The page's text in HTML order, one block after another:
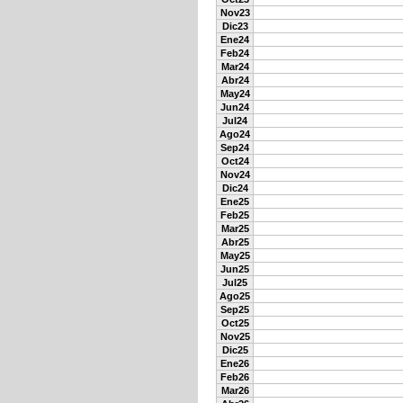
Nov23
Dic23
Ene24
Feb24
Mar24
Abr24
May24
Jun24
Jul24
Ago24
Sep24
Oct24
Nov24
Dic24
Ene25
Feb25
Mar25
Abr25
May25
Jun25
Jul25
Ago25
Sep25
Oct25
Nov25
Dic25
Ene26
Feb26
Mar26